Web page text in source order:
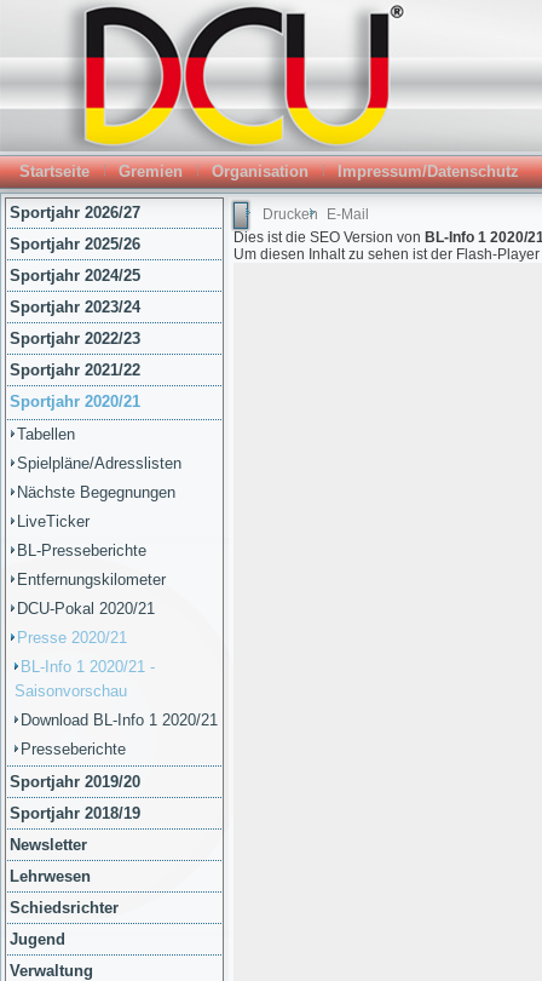
Startseite Gremien Organisation Impressum/Datenschutz
Sportjahr 2026/27
Sportjahr 2025/26
Sportjahr 2024/25
Sportjahr 2023/24
Sportjahr 2022/23
Sportjahr 2021/22
Sportjahr 2020/21
Tabellen
Spielpläne/Adresslisten
Nächste Begegnungen
LiveTicker
BL-Presseberichte
Entfernungskilometer
DCU-Pokal 2020/21
Presse 2020/21
BL-Info 1 2020/21 -
Saisonvorschau
Download BL-Info 1 2020/21
Presseberichte
Sportjahr 2019/20
Sportjahr 2018/19
Newsletter
Lehrwesen
Schiedsrichter
Jugend
Verwaltung
Drucken
E-Mail
Dies ist die SEO Version von BL-Info 1 2020/
Um diesen Inhalt zu sehen ist der Flash-